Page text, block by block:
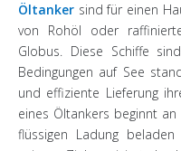
Öltanker sind für einen
von Rohöl oder
Globus. Diese Schiffe
Bedingungen auf See
und effiziente Lieferung
eines Öltankers beginnt
flüssigen Ladung